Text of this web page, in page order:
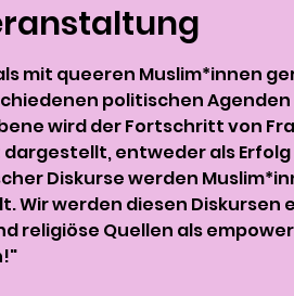
mit queeren Muslim*innen
politischen
wird der Fortschritt von
entweder als
Diskurse werden
Wir werden diesen
religiöse Quellen als